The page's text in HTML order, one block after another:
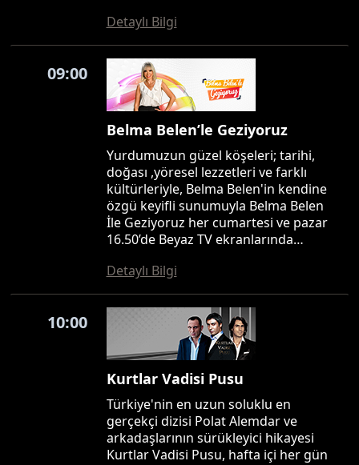
Detaylı Bilgi
09:00
Belma Belen’le Geziyoruz
Yurdumuzun güzel köşeleri; tarihi,
doğası ,yöresel lezzetleri ve farklı
kültürleriyle, Belma Belen'in kendine
özgü keyifli sunumuyla Belma Belen
İle Geziyoruz her cumartesi ve pazar
16.50’de Beyaz TV ekranlarında…
Detaylı Bilgi
10:00
Kurtlar Vadisi Pusu
Türkiye'nin en uzun soluklu en
gerçekçi dizisi Polat Alemdar ve
arkadaşlarının sürükleyici hikayesi
Kurtlar Vadisi Pusu, hafta içi her gün